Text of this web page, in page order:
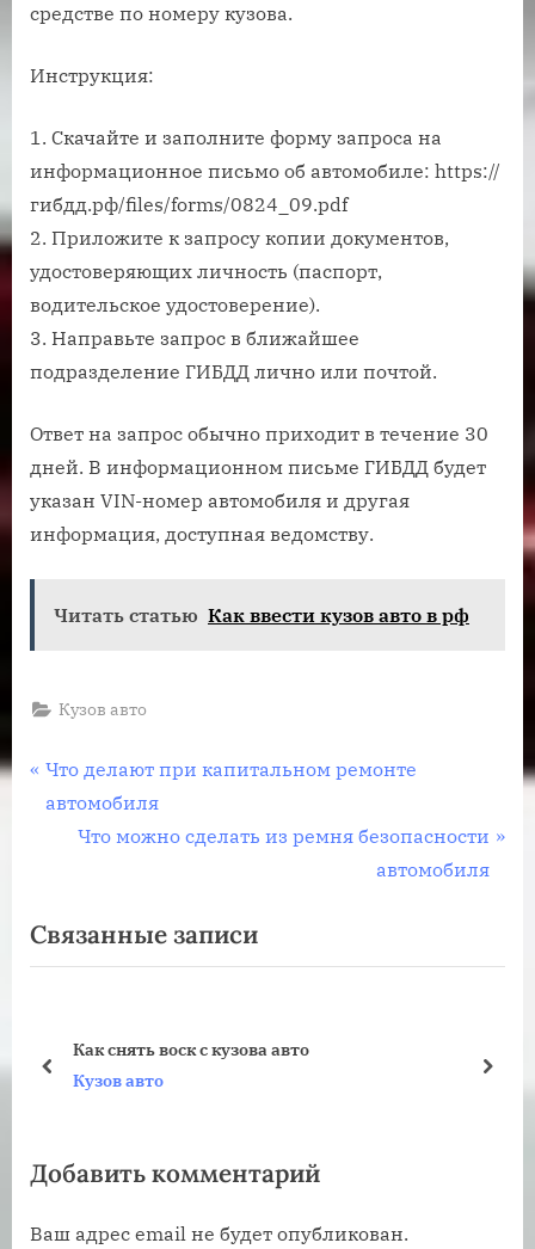
средстве по номеру кузова.
Инструкция:
1. Скачайте и заполните форму запроса на
информационное письмо об автомобиле: https://
гибдд.рф/files/forms/0824_09.pdf
2. Приложите к запросу копии документов,
удостоверяющих личность (паспорт,
водительское удостоверение).
3. Направьте запрос в ближайшее
подразделение ГИБДД лично или почтой.
Ответ на запрос обычно приходит в течение 30
дней. В информационном письме ГИБДД будет
указан VIN-номер автомобиля и другая
информация, доступная ведомству.
Читать статью Как ввести кузов авто в рф
Кузов авто
Навигация
П
р
д
у
я
п
с
Что делают при капитальном ремонте
автомобиля
С
д
у
а
и
Что можно сделать из ремня безопасности
автомобиля
Связанные записи
Как снять воск с кузова авто
Кузов авто
пред
Добавить комментарий
Ваш адрес email не будет опубликован.